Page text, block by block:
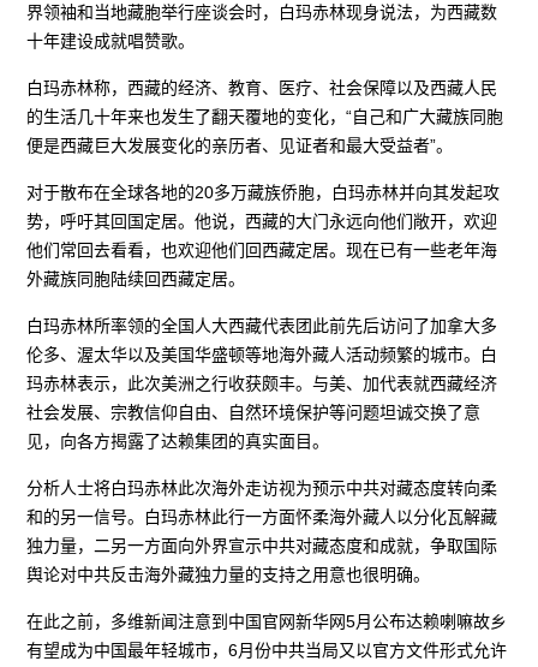
界领袖和当地藏胞举行座谈会时，白玛赤林现身说法，为西藏数
十年建设成就唱赞歌。
白玛赤林称，西藏的经济、教育、医疗、社会保障以及西藏人民
的生活几十年来也发生了翻天覆地的变化，“自己和广大藏族同胞
便是西藏巨大发展变化的亲历者、见证者和最大受益者”。
对于散布在全球各地的20多万藏族侨胞，白玛赤林并向其发起攻
势，呼吁其回国定居。他说，西藏的大门永远向他们敞开，欢迎
他们常回去看看，也欢迎他们回西藏定居。现在已有一些老年海
外藏族同胞陆续回西藏定居。
白玛赤林所率领的全国人大西藏代表团此前先后访问了加拿大多
伦多、渥太华以及美国华盛顿等地海外藏人活动频繁的城市。白
玛赤林表示，此次美洲之行收获颇丰。与美、加代表就西藏经济
社会发展、宗教信仰自由、自然环境保护等问题坦诚交换了意
见，向各方揭露了达赖集团的真实面目。
分析人士将白玛赤林此次海外走访视为预示中共对藏态度转向柔
和的另一信号。白玛赤林此行一方面怀柔海外藏人以分化瓦解藏
独力量，二另一方面向外界宣示中共对藏态度和成就，争取国际
舆论对中共反击海外藏独力量的支持之用意也很明确。
在此之前，多维新闻注意到中国官网新华网5月公布达赖喇嘛故乡
有望成为中国最年轻城市，6月份中共当局又以官方文件形式允许